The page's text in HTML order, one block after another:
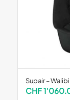
Supair –
CHF